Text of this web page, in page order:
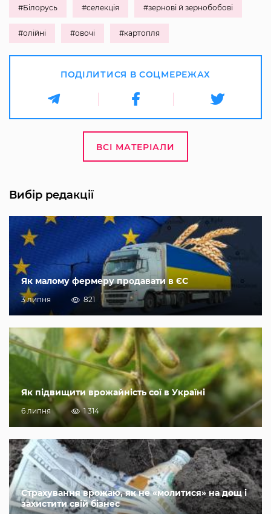
#Білорусь #селекція #зернові й зернобобові
#олійні #овочі #картопля
ПОДІЛИТИСЯ В СОЦМЕРЕЖАХ
ВСІ МАТЕРІАЛИ
Вибір редакції
Як малому фермеру продавати в ЄС
3 липня 821
Як підвищити врожайність сої в Україні
6 липня 1 314
Страхування врожаю, як не «молитися» на дощ і
захистити свій бізнес